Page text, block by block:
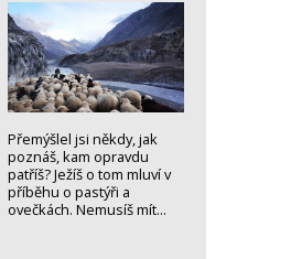
Přemýšlel jsi někdy, jak
poznáš, kam opravdu
patříš? Ježíš o tom mluví v
příběhu o pastýři a
ovečkách. Nemusíš mít...